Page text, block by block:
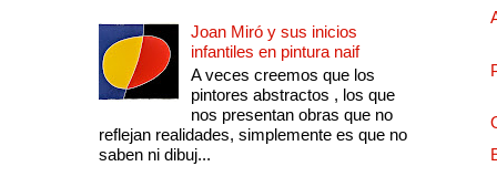
Joan Miró y sus inicios
infantiles en pintura naif
A veces creemos que los
pintores abstractos , los que
nos presentan obras que no
reflejan realidades, simplemente es que no
saben ni dibuj...